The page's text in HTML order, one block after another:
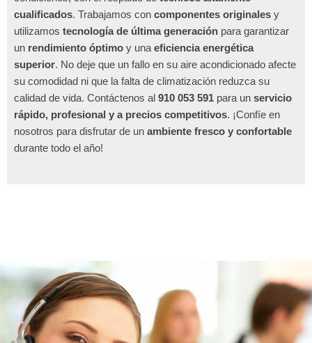
cualificados. Trabajamos con componentes originales y
utilizamos tecnología de última generación para garantizar
un rendimiento óptimo y una eficiencia energética
superior. No deje que un fallo en su aire acondicionado afecte
su comodidad ni que la falta de climatización reduzca su
calidad de vida. Contáctenos al 910 053 591 para un servicio
rápido, profesional y a precios competitivos. ¡Confíe en
nosotros para disfrutar de un ambiente fresco y confortable
durante todo el año!